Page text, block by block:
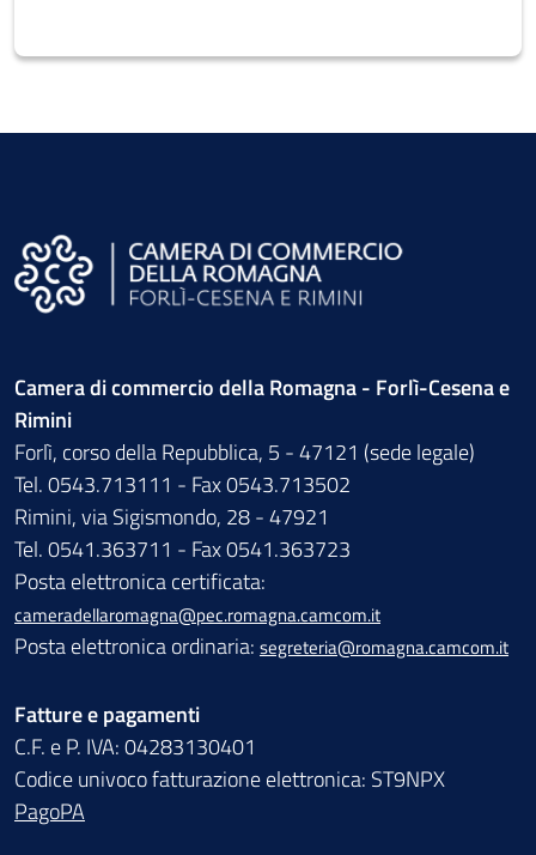
Camera di commercio della Romagna - Forlì-Cesena e
Rimini
Forlì, corso della Repubblica, 5 - 47121 (sede legale)
Tel. 0543.713111 - Fax 0543.713502
Rimini, via Sigismondo, 28 - 47921
Tel. 0541.363711 - Fax 0541.363723
Posta elettronica certificata:
cameradellaromagna@pec.romagna.camcom.it
Posta elettronica ordinaria: segreteria@romagna.camcom.it
Fatture e pagamenti
C.F. e P. IVA: 04283130401
Codice univoco fatturazione elettronica: ST9NPX
PagoPA